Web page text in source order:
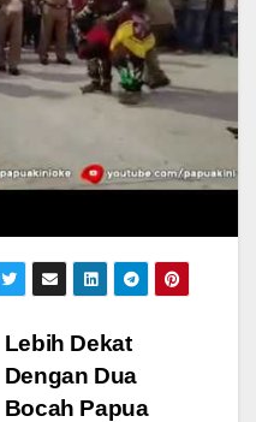
Lebih Dekat
Dengan Dua
Bocah Papua